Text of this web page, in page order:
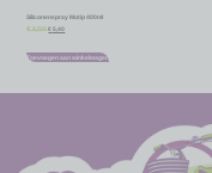
Siliconenspray Motip 400ml
€6,00 € 5,40
Toevoegen aan winkelwagen